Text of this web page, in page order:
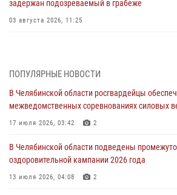
задержан подозреваемый в грабеже
03 августа 2026, 11:25
03 августа 2026, 09:22 1
Авиация Росгвардии совершила более 250
Донецкой Народной Республике
31 июля 2026, 11:33
Росгвардия обеспечивает безопасность
направлении
31 июля 2026, 11:32
ПОПУЛЯРНЫЕ НОВОСТИ
В Челябинской области росгвардейцы
межведомственных соревнованиях силовых
17 июля 2026, 03:42 2
В Челябинской области подведены
оздоровительной кампании 2026 года
13 июля 2026, 04:08 2